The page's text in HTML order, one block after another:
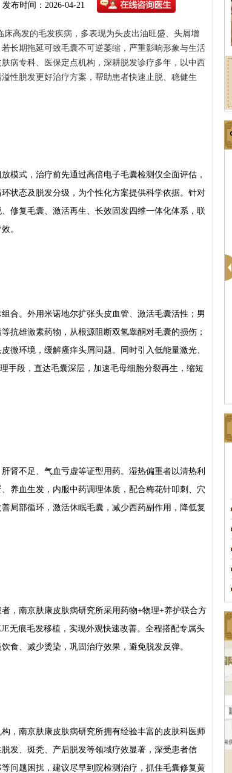
发布时间：2026-04-21
发的毛发疾病，多表现为头皮出油旺盛、头屑增
长期拖延可致毛囊不可逆萎缩，严重影响形象与生活
病专科、医保定点机构，深耕脱发诊疗多年，以中西
性脱发更好治疗方案，帮助患者快速止脱、稳健生
式，治疗前先通过高倍电子毛囊检测仪全面评估，
状态及脱发分级，为个性化方案提供科学依据。针对
修复毛囊、激活再生、长效固发四维一体化体系，联
。
。外用米诺地尔扩张头皮血管、激活毛囊活性；男
抗雄激素药物，从根源阻断双氢睾酮对毛囊的损伤；
微环境，缓解瘙痒头屑问题。同时引入低能量激光、
手段，直达毛囊深层，加速毛母细胞分裂再生，缩短
不足、气血亏虚等证型用药。湿热偏重者以清热利
养血生发，内服中药调理体质，配合梅花针叩刺、穴
局部循环，激活休眠毛囊，减少西药副作用，降低复
南京肤康皮肤病研究所采用药物+物理+养护联合方
无痕毛发移植，实现外观快速改善。全程搭配专属头
食、减少烫染，巩固治疗效果，避免脱发反弹。
南京肤康皮肤病研究所拥有经验丰富的皮肤科医师
发、斑秃、产后脱发等领域疗效显著，深受患者信
问题困扰，建议尽早到院检测治疗，抓住毛囊修复黄